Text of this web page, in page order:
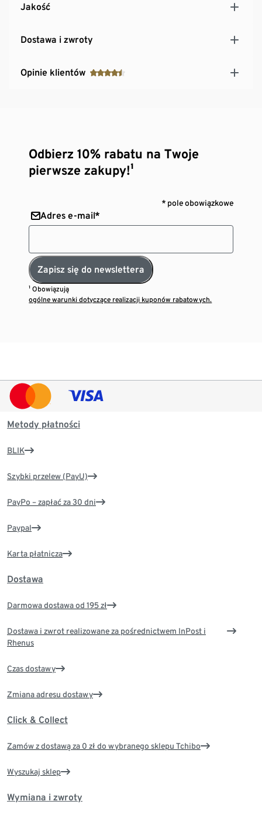
Jakość
Dostawa i zwroty
Opinie klientów
Odbierz 10% rabatu na Twoje
pierwsze zakupy!¹
* pole obowiązkowe
Adres e-mail*
Zapisz się do newslettera
¹ Obowiązują
ogólne warunki dotyczące realizacji kuponów rabatowych.
Metody płatności
BLIK
Szybki przelew (PayU)
PayPo – zapłać za 30 dni
Paypal
Karta płatnicza
Dostawa
Darmowa dostawa od 195 zł
Dostawa i zwrot realizowane za pośrednictwem InPost i
Rhenus
Czas dostawy
Zmiana adresu dostawy
Click & Collect
Zamów z dostawą za 0 zł do wybranego sklepu Tchibo
Wyszukaj sklep
Wymiana i zwroty